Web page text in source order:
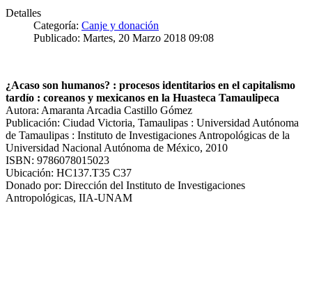
Detalles
Categoría: Canje y donación
Publicado: Martes, 20 Marzo 2018 09:08
¿Acaso son humanos? : procesos identitarios en el capitalismo
tardío : coreanos y mexicanos en la Huasteca Tamaulipeca
Autora: Amaranta Arcadia Castillo Gómez
Publicación: Ciudad Victoria, Tamaulipas : Universidad Autónoma
de Tamaulipas : Instituto de Investigaciones Antropológicas de la
Universidad Nacional Autónoma de México, 2010
ISBN: 9786078015023
Ubicación: HC137.T35 C37
Donado por: Dirección del Instituto de Investigaciones
Antropológicas, IIA-UNAM